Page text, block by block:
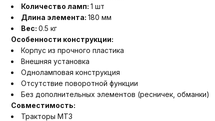
Количество ламп: 1 шт
Длина элемента: 180 мм
Вес: 0.5 кг
Особенности конструкции:
Корпус из прочного пластика
Внешняя установка
Одноламповая конструкция
Отсутствие поворотной функции
Без дополнительных элементов (ресничек, обманки)
Совместимость:
Тракторы МТЗ